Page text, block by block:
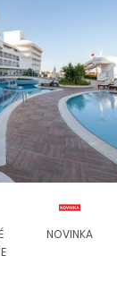
NOVINKA